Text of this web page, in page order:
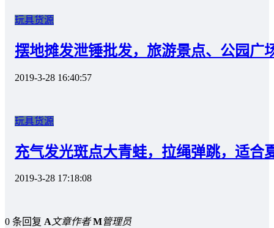
玩具货源
摆地摊发泄锤批发，旅游景点、公园广
2019-3-28 16:40:57
玩具货源
充气发光斑点大青蛙，拉绳弹跳，适合
2019-3-28 17:18:08
0 条回复 A文章作者 M管理员